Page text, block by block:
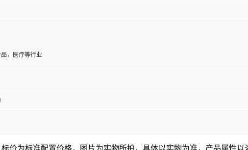
，医疗等行业
价为标准配置价格，图片为实物所拍，具体以实物为准，产品属性以